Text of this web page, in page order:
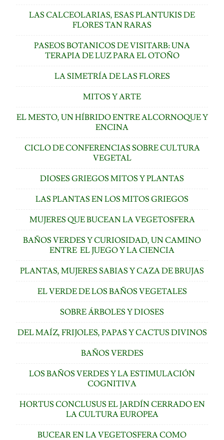
LAS CALCEOLARIAS, ESAS PLANTUKIS DE
FLORES TAN RARAS
PASEOS BOTANICOS DE VISITARB: UNA
TERAPIA DE LUZ PARA EL OTOÑO
LA SIMETRÍA DE LAS FLORES
MITOS Y ARTE
EL MESTO, UN HÍBRIDO ENTRE ALCORNOQUE Y
ENCINA
CICLO DE CONFERENCIAS SOBRE CULTURA
VEGETAL
DIOSES GRIEGOS MITOS Y PLANTAS
LAS PLANTAS EN LOS MITOS GRIEGOS
MUJERES QUE BUCEAN LA VEGETOSFERA
BAÑOS VERDES Y CURIOSIDAD, UN CAMINO
ENTRE EL JUEGO Y LA CIENCIA
PLANTAS, MUJERES SABIAS Y CAZA DE BRUJAS
EL VERDE DE LOS BAÑOS VEGETALES
SOBRE ÁRBOLES Y DIOSES
DEL MAÍZ, FRIJOLES, PAPAS Y CACTUS DIVINOS
BAÑOS VERDES
LOS BAÑOS VERDES Y LA ESTIMULACIÓN
COGNITIVA
HORTUS CONCLUSUS EL JARDÍN CERRADO EN
LA CULTURA EUROPEA
BUCEAR EN LA VEGETOSFERA COMO